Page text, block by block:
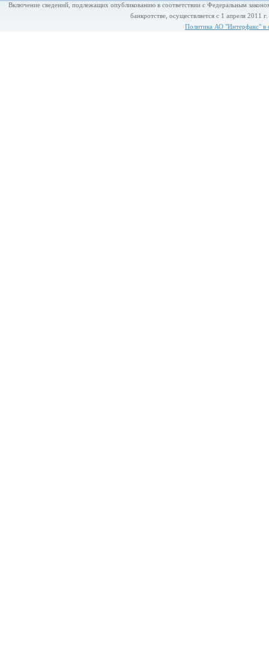
Включение сведений, подлежащих опубликованию в соответствии с Федеральным
банкротстве, осуществляется с 1 апреля
Политика АО "Интерфакс" в